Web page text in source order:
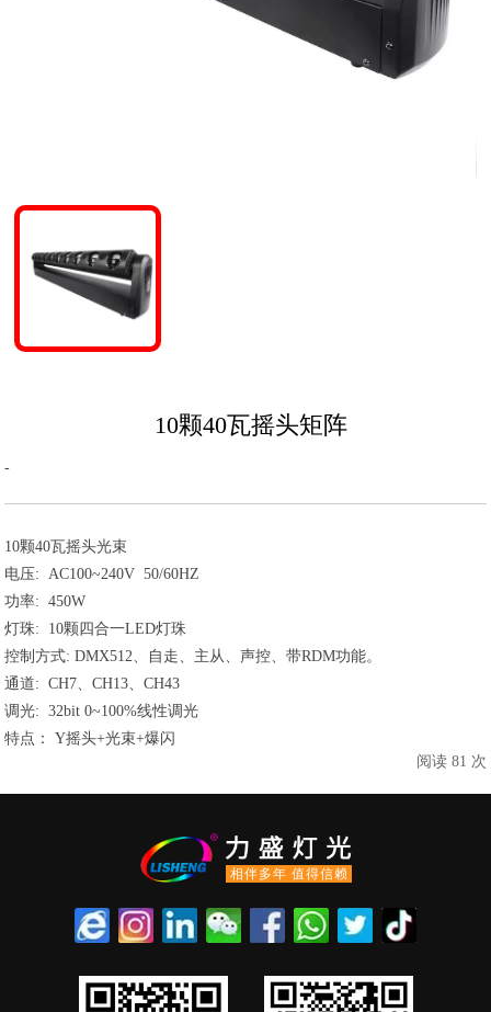
10颗40瓦摇头矩阵
-
10颗40瓦摇头光束
电压: AC100~240V 50/60HZ
功率: 450W
灯珠: 10颗四合一LED灯珠
控制方式: DMX512、自走、主从、声控、带RDM功能。
通道: CH7、CH13、CH43
调光: 32bit 0~100%线性调光
特点： Y摇头+光束+爆闪
阅读 81 次
相伴多年 值得信赖